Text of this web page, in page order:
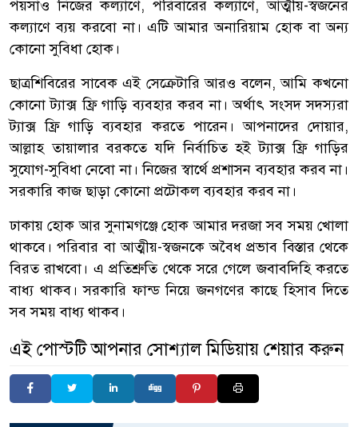
পয়সাও নিজের কল্যাণে, পরিবারের কল্যাণে, আত্মীয়-স্বজনের
কল্যাণে ব্যয় করবো না। এটি আমার অনারিয়াম হোক বা অন্য
কোনো সুবিধা হোক।
ছাত্রশিবিরের সাবেক এই সেক্রেটারি আরও বলেন, আমি কখনো
কোনো ট্যাক্স ফ্রি গাড়ি ব্যবহার করব না। অর্থাৎ সংসদ সদস্যরা
ট্যাক্স ফ্রি গাড়ি ব্যবহার করতে পারেন। আপনাদের দোয়ার,
আল্লাহ তায়ালার বরকতে যদি নির্বাচিত হই ট্যাক্স ফ্রি গাড়ির
সুযোগ-সুবিধা নেবো না। নিজের স্বার্থে প্রশাসন ব্যবহার করব না।
সরকারি কাজ ছাড়া কোনো প্রটোকল ব্যবহার করব না।
ঢাকায় হোক আর সুনামগঞ্জে হোক আমার দরজা সব সময় খোলা
থাকবে। পরিবার বা আত্মীয়-স্বজনকে অবৈধ প্রভাব বিস্তার থেকে
বিরত রাখবো। এ প্রতিশ্রুতি থেকে সরে গেলে জবাবদিহি করতে
বাধ্য থাকব। সরকারি ফান্ড নিয়ে জনগণের কাছে হিসাব দিতে
সব সময় বাধ্য থাকব।
এই পোস্টটি আপনার সোশ্যাল মিডিয়ায় শেয়ার করুন